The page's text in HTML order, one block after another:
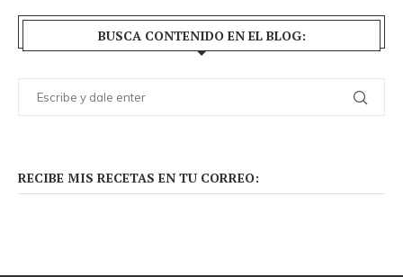
BUSCA CONTENIDO EN EL BLOG:
RECIBE MIS RECETAS EN TU CORREO: